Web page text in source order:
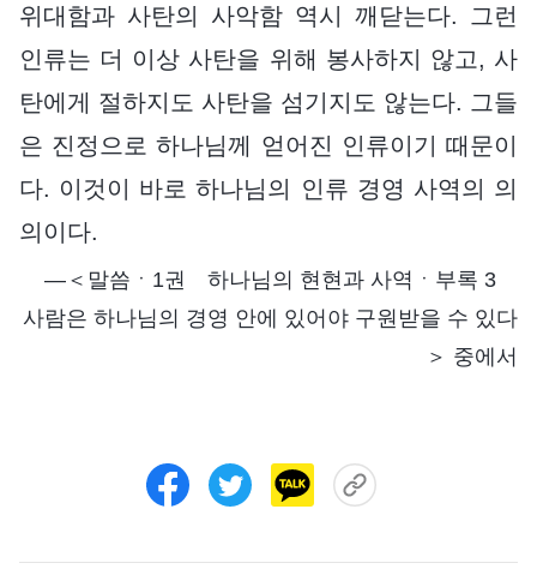
위대함과 사탄의 사악함 역시 깨닫는다. 그런
인류는 더 이상 사탄을 위해 봉사하지 않고, 사
탄에게 절하지도 사탄을 섬기지도 않는다. 그들
은 진정으로 하나님께 얻어진 인류이기 때문이
다. 이것이 바로 하나님의 인류 경영 사역의 의
의이다.
―＜말씀ㆍ1권 하나님의 현현과 사역ㆍ부록 3
사람은 하나님의 경영 안에 있어야 구원받을 수 있다
＞ 중에서